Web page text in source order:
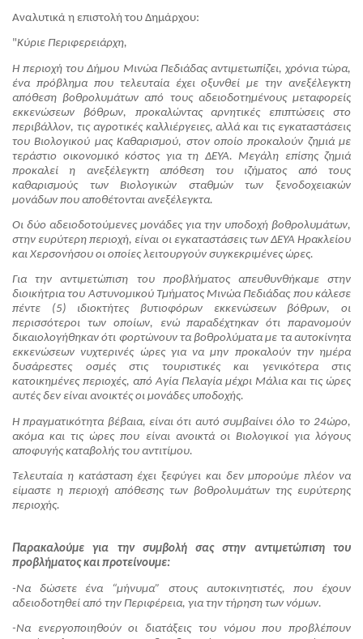
Αναλυτικά η επιστολή του Δημάρχου:
"Κύριε Περιφερειάρχη,
Η περιοχή του Δήμου Μινώα Πεδιάδας αντιμετωπίζει, χρόνια τώρα,
ένα πρόβλημα που τελευταία έχει οξυνθεί με την ανεξέλεγκτη
απόθεση βοθρολυμάτων από τους αδειοδοτημένους μεταφορείς
εκκενώσεων βόθρων, προκαλώντας αρνητικές επιπτώσεις στο
περιβάλλον, τις αγροτικές καλλιέργειες, αλλά και τις εγκαταστάσεις
του Βιολογικού μας Καθαρισμού, στον οποίο προκαλούν ζημιά με
τεράστιο οικονομικό κόστος για τη ΔΕΥΑ. Μεγάλη επίσης ζημιά
προκαλεί η ανεξέλεγκτη απόθεση του ιζήματος από τους
καθαρισμούς των Βιολογικών σταθμών των ξενοδοχειακών
μονάδων που αποθέτονται ανεξέλεγκτα.
Οι δύο αδειοδοτούμενες μονάδες για την υποδοχή βοθρολυμάτων,
στην ευρύτερη περιοχή, είναι οι εγκαταστάσεις των ΔΕΥΑ Ηρακλείου
και Χερσονήσου οι οποίες λειτουργούν συγκεκριμένες ώρες.
Για την αντιμετώπιση του προβλήματος απευθυνθήκαμε στην
διοικήτρια του Αστυνομικού Τμήματος Μινώα Πεδιάδας που κάλεσε
πέντε (5) ιδιοκτήτες βυτιοφόρων εκκενώσεων βόθρων, οι
περισσότεροι των οποίων, ενώ παραδέχτηκαν ότι παρανομούν
δικαιολογήθηκαν ότι φορτώνουν τα βοθρολύματα με τα αυτοκίνητα
εκκενώσεων νυχτερινές ώρες για να μην προκαλούν την ημέρα
δυσάρεστες οσμές στις τουριστικές και γενικότερα στις
κατοικημένες περιοχές, από Αγία Πελαγία μέχρι Μάλια και τις ώρες
αυτές δεν είναι ανοικτές οι μονάδες υποδοχής.
Η πραγματικότητα βέβαια, είναι ότι αυτό συμβαίνει όλο το 24ώρο,
ακόμα και τις ώρες που είναι ανοικτά οι Βιολογικοί για λόγους
αποφυγής καταβολής του αντιτίμου.
Τελευταία η κατάσταση έχει ξεφύγει και δεν μπορούμε πλέον να
είμαστε η περιοχή απόθεσης των βοθρολυμάτων της ευρύτερης
περιοχής.
Παρακαλούμε για την συμβολή σας στην αντιμετώπιση του
προβλήματος και προτείνουμε:
-Να δώσετε ένα “μήνυμα” στους αυτοκινητιστές, που έχουν
αδειοδοτηθεί από την Περιφέρεια, για την τήρηση των νόμων.
-Να ενεργοποιηθούν οι διατάξεις του νόμου που προβλέπουν